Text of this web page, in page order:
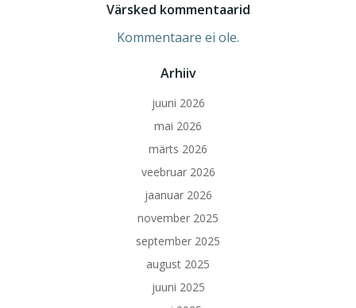
Värsked kommentaarid
Kommentaare ei ole.
Arhiiv
juuni 2026
mai 2026
märts 2026
veebruar 2026
jaanuar 2026
november 2025
september 2025
august 2025
juuni 2025